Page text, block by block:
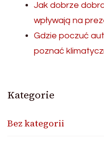
Jak dobrze
wpływają na
Gdzie poczuć
poznać
Kategorie
Bez kategorii